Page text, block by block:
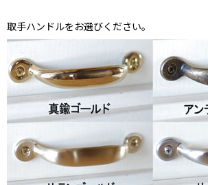
取手ハンドルをお選びください。